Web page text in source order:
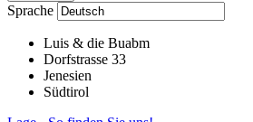
Sprache
Luis & die Buabm
Dorfstrasse 33
Jenesien
Südtirol